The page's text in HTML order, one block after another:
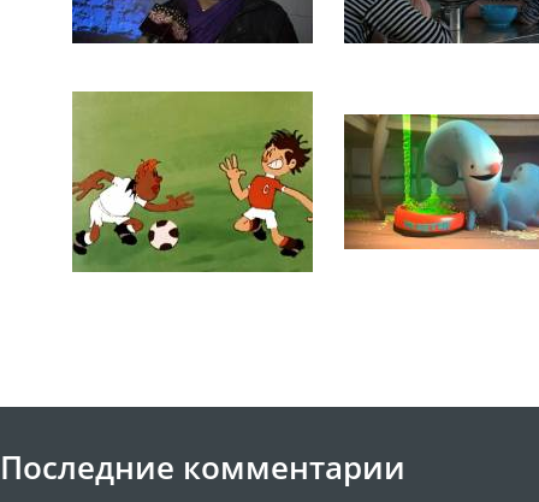
Последние комментарии